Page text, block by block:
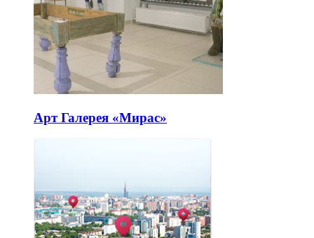
Арт Галерея «Мирас»